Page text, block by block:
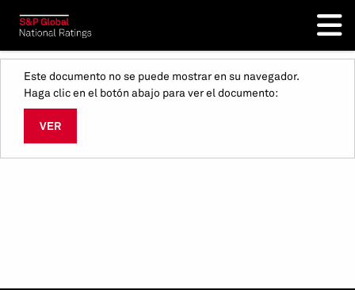
Este documento no se puede mostrar en su navegador.
Haga clic en el botón abajo para ver el documento:
VER